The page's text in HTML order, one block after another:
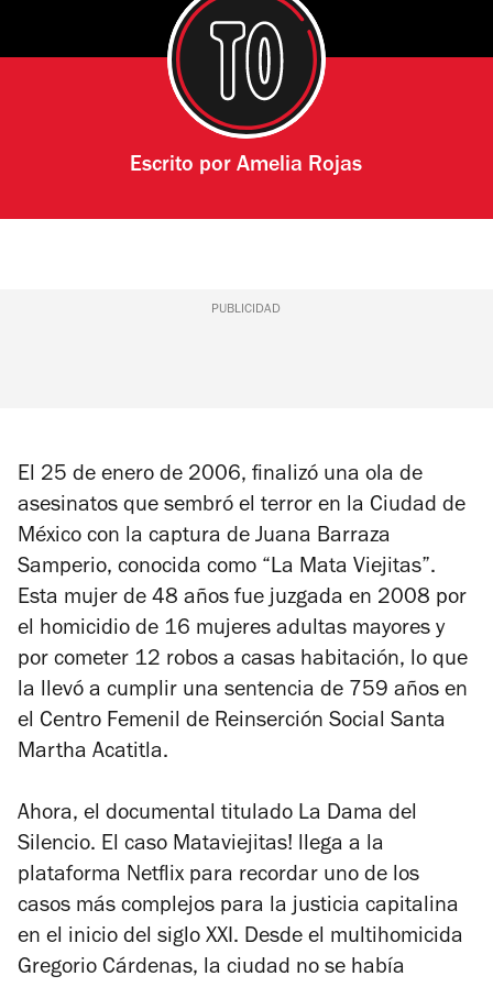
Escrito porAmelia Rojas
PUBLICIDAD
El 25 de enero de 2006, finalizó una ola de
asesinatos que sembró el terror en la Ciudad de
México con la captura de Juana Barraza
Samperio, conocida como “La Mata Viejitas”.
Esta mujer de 48 años fue juzgada en 2008 por
el homicidio de 16 mujeres adultas mayores y
por cometer 12 robos a casas habitación, lo que
la llevó a cumplir una sentencia de 759 años en
el Centro Femenil de Reinserción Social Santa
Martha Acatitla.
Ahora, el documental titulado La Dama del
Silencio. El caso Mataviejitas! llega a la
plataforma Netflix para recordar uno de los
casos más complejos para la justicia capitalina
en el inicio del siglo XXI. Desde el multihomicida
Gregorio Cárdenas, la ciudad no se había